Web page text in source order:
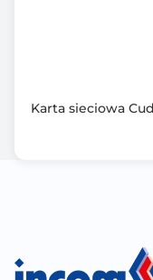
Karta sieciowa